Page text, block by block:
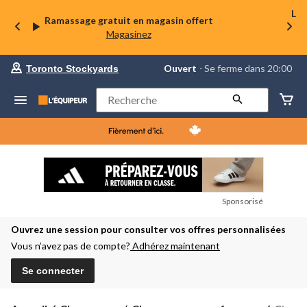
Ramassage gratuit en magasin offert
Magasinez
La
votre
préféré
Toronto
Stockyards,
courament
Ouvert,
ferme
dans
à
changer
Toronto Stockyards Ouvert ⋅ Se ferme dans 20:00
Rechercher
Sponsorisé
Ouvrez une session pour consulter vos offres personnalisées
Vous n’avez pas de compte? Adhérez maintenant
Se connecter